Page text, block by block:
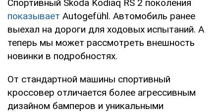
Спортивный Skoda Kodiaq RS 2 поколения
показывает Autogefühl. Автомобиль ранее
выехал на дороги для ходовых испытаний. А
теперь мы может рассмотреть внешность
новинки в подробностях.
От стандартной машины спортивный
кроссовер отличается более агрессивным
дизайном бамперов и уникальными